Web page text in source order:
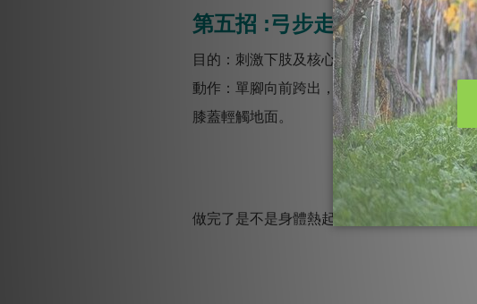
第五招 :弓步走
目的：刺激下肢及核心肌群，並且利用單腳
動作：單腳向前跨出，並順勢將後腳的腳跟
膝蓋輕觸地面。
做完了是不是身體熱起來了呢 ! 記得在運動